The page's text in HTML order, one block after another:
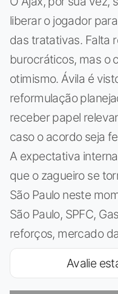
liberar o jogador
das tratativas. Falta
burocráticos, mas o
otimismo. Ávila é
reformulação
receber papel
caso o acordo seja
A expectativa
que o zagueiro se
São Paulo neste
São Paulo, SPFC,
reforços, mercado
Avalie